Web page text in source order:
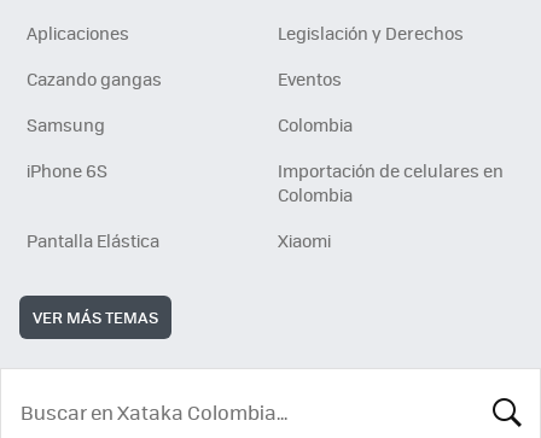
Aplicaciones
Legislación y Derechos
Cazando gangas
Eventos
Samsung
Colombia
iPhone 6S
Importación de celulares en
Colombia
Pantalla Elástica
Xiaomi
VER MÁS TEMAS